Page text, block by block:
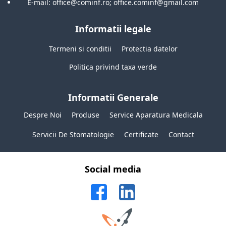
E-mail: office@cominf.ro; office.cominf@gmail.com
Informatii legale
Termeni si conditii
Protectia datelor
Politica privind taxa verde
Informatii Generale
Despre Noi Produse Service Aparatura Medicala
Servicii De Stomatologie Certificate Contact
Social media